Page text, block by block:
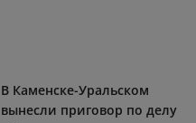
В Каменске-Уральском
вынесли приговор по делу